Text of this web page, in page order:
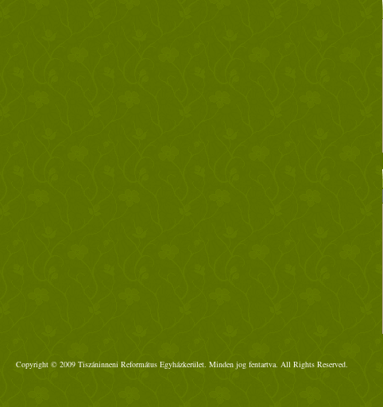
Copyright © 2009 Tiszáninneni Református Egyházkerület. Minden jog fentartva. All Rights Reserved.